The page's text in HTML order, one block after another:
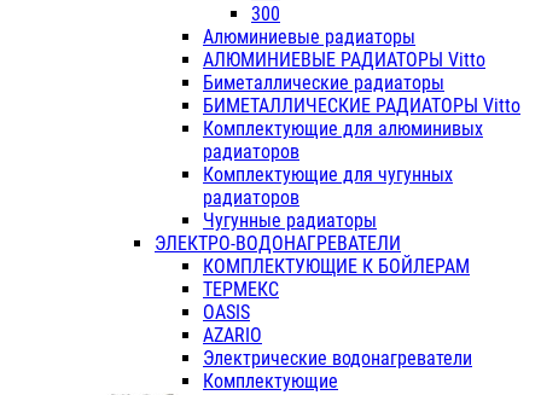
300
Алюминиевые радиаторы
АЛЮМИНИЕВЫЕ РАДИАТОРЫ Vitto
Биметаллические радиаторы
БИМЕТАЛЛИЧЕСКИЕ РАДИАТОРЫ Vitto
Комплектующие для алюминивых
радиаторов
Комплектующие для чугунных
радиаторов
Чугунные радиаторы
ЭЛЕКТРО-ВОДОНАГРЕВАТЕЛИ
КОМПЛЕКТУЮЩИЕ К БОЙЛЕРАМ
ТЕРМЕКС
OASIS
AZARIO
Электрические водонагреватели
Комплектующие